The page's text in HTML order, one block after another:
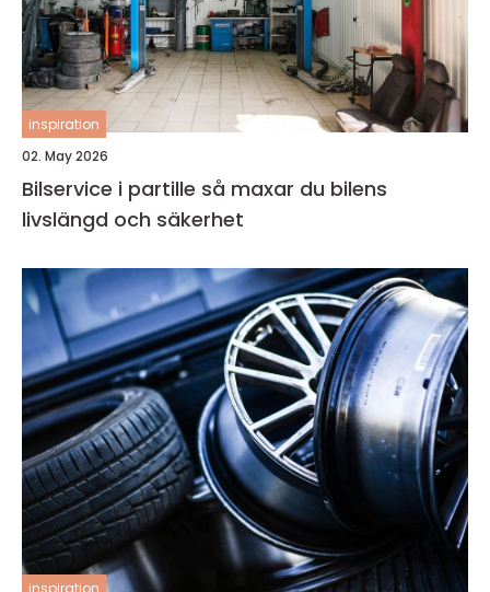
inspiration
02. May 2026
Bilservice i partille så maxar du bilens
livslängd och säkerhet
inspiration